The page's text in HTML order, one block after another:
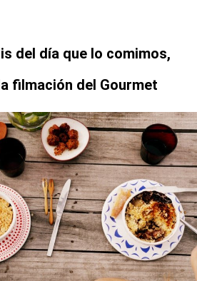
del día que lo comimos,
filmación del Gourmet